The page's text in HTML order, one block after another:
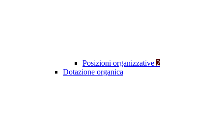
Posizioni organizzative 2
Dotazione organica